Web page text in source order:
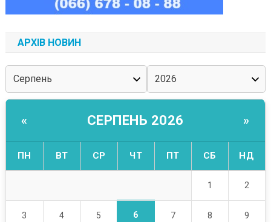
АРХІВ НОВИН
« СЕРПЕНЬ 2026 »
ПН ВТ СР ЧТ ПТ СБ НД
1 2
3 4 5 6 7 8 9